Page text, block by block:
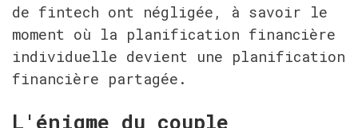
de fintech ont négligée, à savoir le
moment où la planification financière
individuelle devient une planification
financière partagée.
L'énigme du couple